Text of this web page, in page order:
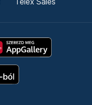
Telex Sales